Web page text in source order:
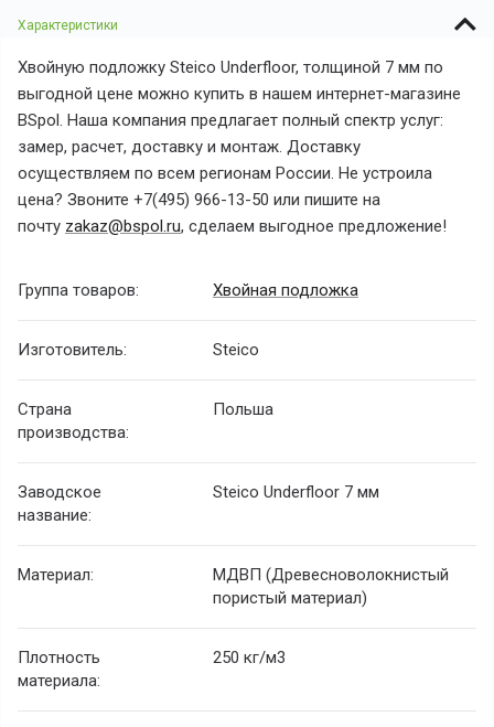
Характеристики
Хвойную подложку Steico Underfloor, толщиной 7 мм по
выгодной цене можно купить в нашем интернет-магазине
BSpol. Наша компания предлагает полный спектр услуг:
замер, расчет, доставку и монтаж. Доставку
осуществляем по всем регионам России. Не устроила
цена? Звоните +7(495) 966-13-50 или пишите на
почту zakaz@bspol.ru, сделаем выгодное предложение!
Группа товаров: Хвойная подложка
Изготовитель: Steico
Страна
производства:
Польша
Заводское
название:
Steico Underfloor 7 мм
Материал:
МДВП (Древесноволокнистый
пористый материал)
Плотность
материала:
250 кг/м3